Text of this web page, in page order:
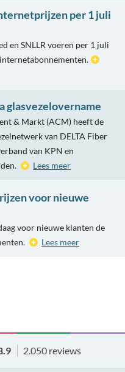
per 1 juli
en SNLLR voeren per 1 juli
glasvezelovername
& Markt (ACM) heeft de
van DELTA Fiber
van KPN en
Lees meer
voor nieuwe
voor nieuwe klanten de
Lees meer
2.050 reviews